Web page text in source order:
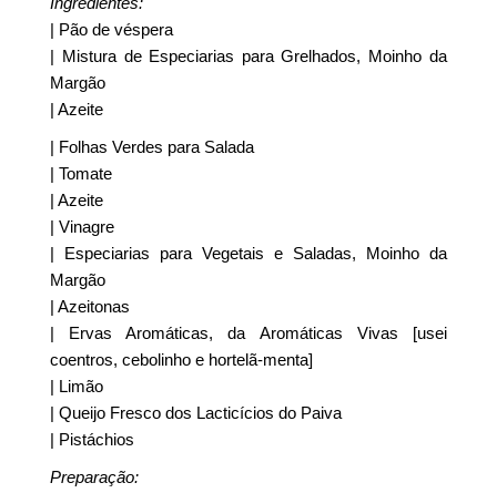
| Pão de véspera
| Mistura de Especiarias para Grelhados, Moinho da
Margão
| Azeite
| Folhas Verdes para Salada
| Tomate
| Azeite
| Vinagre
| Especiarias para Vegetais e Saladas, Moinho da
Margão
| Azeitonas
| Ervas Aromáticas, da Aromáticas Vivas [usei
coentros, cebolinho e hortelã-menta]
| Limão
| Queijo Fresco dos Lacticícios do Paiva
| Pistáchios
Preparação: